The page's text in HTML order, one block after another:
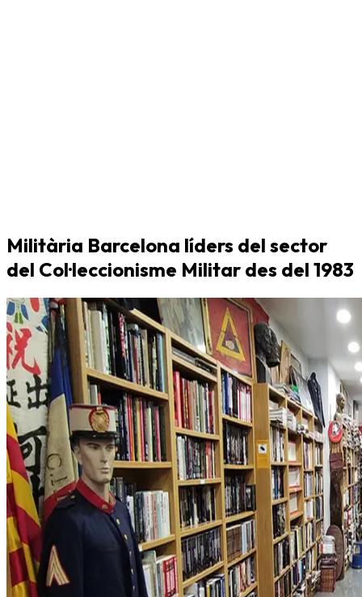
Militària Barcelona líders del sector
del Col·leccionisme Militar des del 1983